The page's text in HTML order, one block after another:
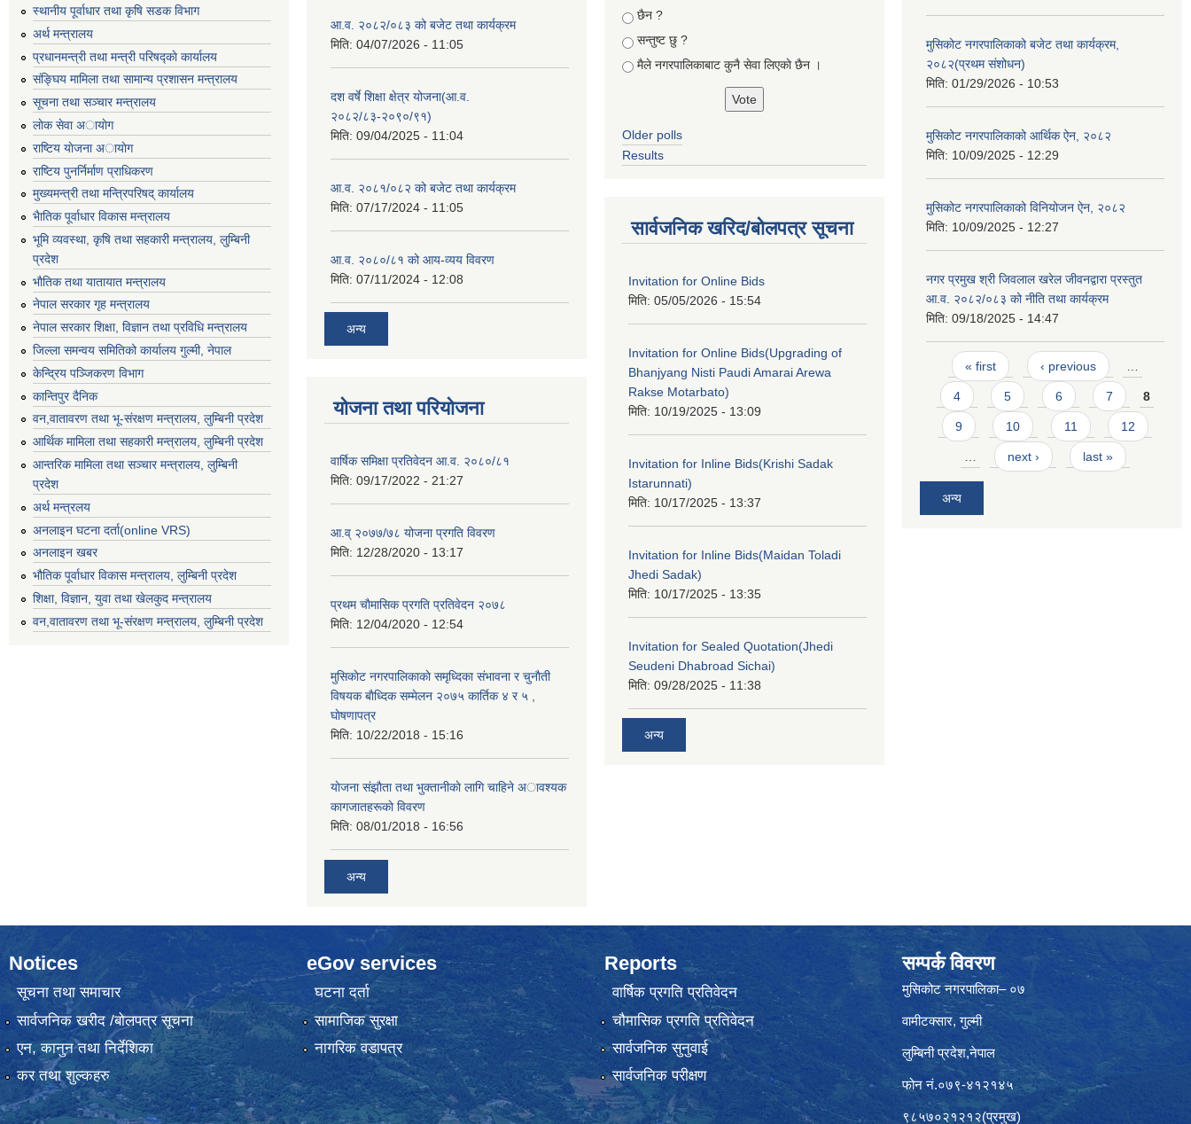
स्थानीय पूर्वाधार तथा कृषि सडक विभाग
अर्थ मन्त्रालय
प्रधानमन्त्री तथा मन्त्री परिषद्काे कार्यालय
संङ्घिय मामिला तथा सामान्य प्रशासन मन्त्रालय
सूचना तथा सञ्चार मन्त्रालय
लाेक सेवा अायाेग
राष्टिय याेजना अायाेग
राष्टिय पुनर्निर्माण प्राधिकरण
मुख्यमन्त्री तथा मन्त्रिपरिषद् कार्यालय
भैातिक पूर्वाधार विकास मन्त्रालय
भूमि व्यवस्था, कृषि तथा सहकारी मन्त्रालय, लु्म्बिनी
प्रदेश
भाैतिक तथा यातायात मन्त्रालय
नेपाल सरकार गृह मन्त्रालय
नेपाल सरकार शिक्षा, विज्ञान तथा प्रविधि मन्त्रालय
जिल्ला समन्वय समितिको कार्यालय गुल्मी, नेपाल
केन्द्रिय पञ्जिकरण विभाग
कान्तिपुर दैनिक
वन,वातावरण तथा भू-संरक्षण मन्त्रालय, लुम्बिनी प्रदेश
आर्थिक मामिला तथा सहकारी मन्त्रालय, लुम्बिनी प्रदेश
आन्तरिक मामिला तथा सञ्चार मन्त्रालय, लुम्बिनी
प्रदेश
अर्थ मन्त्रलय
अनलाइन घटना दर्ता(online VRS)
अनलाइन खबर
भौतिक पूर्वाधार विकास मन्त्रालय, लुम्बिनी प्रदेश
शिक्षा, विज्ञान, युवा तथा खेलकुद मन्‍‍त्रालय
वन,वातावरण तथा भू-संरक्षण मन्त्रालय, लुम्बिनी प्रदेश
आ.व. २०८२/०८३ को बजेट तथा कार्यक्रम
मिति: 04/07/2026 - 11:05
दश वर्षे शिक्षा क्षेत्र योजना(आ.व.
२०८२/८३-२०९०/९१)
मिति: 09/04/2025 - 11:04
आ.व. २०८१/०८२ को बजेट तथा कार्यक्रम
मिति: 07/17/2024 - 11:05
आ.व. २०८०/८१ को आय-व्यय विवरण
मिति: 07/11/2024 - 12:08
अन्य
योजना तथा परियोजना
वार्षिक समिक्षा प्रतिवेदन आ.व. २०८०/८१
मिति: 09/17/2022 - 21:27
आ.व् २०७७/७८ योजना प्रगति विवरण
मिति: 12/28/2020 - 13:17
प्रथम चाैमासिक प्रगति प्रतिवेदन २०७८
मिति: 12/04/2020 - 12:54
मुसिकाेट नगरपालिकाकाे समृध्दिका संभावना र चुनाैती
विषयक बाैध्दिक सम्मेलन २०७५ कार्तिक ४ र ५ ,
घाेषणापत्र
मिति: 10/22/2018 - 15:16
याेजना संझाैता तथा भुक्तानीकाे लागि चाहिने अावश्यक
कागजातहरूकाे विवरण
मिति: 08/01/2018 - 16:56
अन्य
छैन ?
सन्तुष्ट छु ?
मैले नगरपालिकाबाट कुनै सेवा लिएकाे छैन ।
Older polls
Results
सार्वजनिक खरिद/बोलपत्र सूचना
Invitation for Online Bids
मिति: 05/05/2026 - 15:54
Invitation for Online Bids(Upgrading of
Bhanjyang Nisti Paudi Amarai Arewa
Rakse Motarbato)
मिति: 10/19/2025 - 13:09
Invitation for Inline Bids(Krishi Sadak
Istarunnati)
मिति: 10/17/2025 - 13:37
Invitation for Inline Bids(Maidan Toladi
Jhedi Sadak)
मिति: 10/17/2025 - 13:35
Invitation for Sealed Quotation(Jhedi
Seudeni Dhabroad Sichai)
मिति: 09/28/2025 - 11:38
अन्य
मुसिकोट नगरपालिकाको बजेट तथा कार्यक्रम,
२०८२(प्रथम संशोधन)
मिति: 01/29/2026 - 10:53
मुसिकोट नगरपालिकाको आर्थिक ऐन, २०८२
मिति: 10/09/2025 - 12:29
मुसिकोट नगरपालिकाको विनियोजन ऐन, २०८२
मिति: 10/09/2025 - 12:27
नगर प्रमुख श्री जिवलाल खरेल जीवनद्वारा प्रस्तुत
आ.व. २०८२/०८३ को नीति तथा कार्यक्रम
मिति: 09/18/2025 - 14:47
Pages
« first ‹ previous …
4 5 6 7 8
9 10 11 12
… next › last »
अन्य
Notices
सूचना तथा समाचार
सार्वजनिक खरीद /बोलपत्र सूचना
एन, कानुन तथा निर्देशिका
कर तथा शुल्कहरु
eGov services
घटना दर्ता
सामाजिक सुरक्षा
नागरिक वडापत्र
Reports
वार्षिक प्रगति प्रतिवेदन
चौमासिक प्रगति प्रतिवेदन
सार्वजनिक सुनुवाई
सार्वजनिक परीक्षण
सम्पर्क विवरण
मुसिकोट नगरपालिका– ०७
वामीटक्सार, गुल्मी
लुम्बिनी प्रदेश,नेपाल
फोन नं.०७९-४१२१४५
९८५७०२१२१२(प्रमुख)